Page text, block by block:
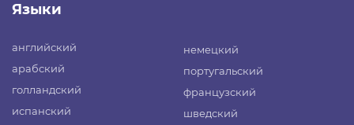
Языки
английский
арабский
голландский
испанский
немецкий
португальский
французский
шведский